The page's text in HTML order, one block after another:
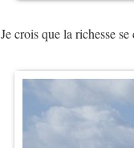
Je crois que la richesse